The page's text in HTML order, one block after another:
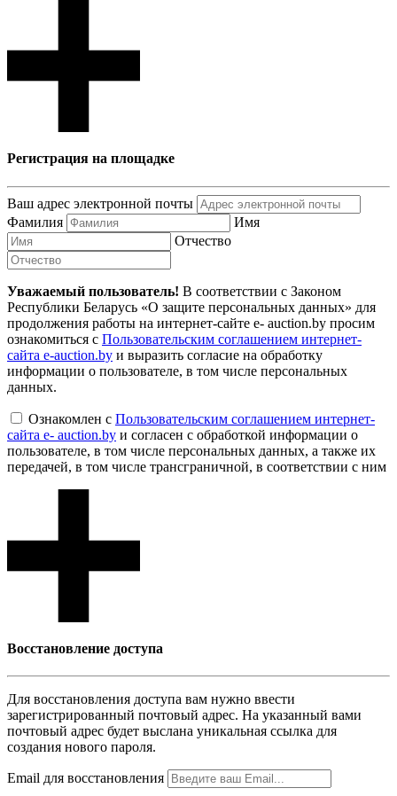
Регистрация на площадке
Ваш адрес электронной почты
Фамилия
Имя
Отчество
Уважаемый пользователь! В соответствии с Законом
Республики Беларусь «О защите персональных данных» для
продолжения работы на интернет-сайте e- auction.by просим
ознакомиться с Пользовательским соглашением интернет-
сайта e-auction.by и выразить согласие на обработку
информации о пользователе, в том числе персональных
данных.
Ознакомлен с Пользовательским соглашением интернет-
сайта e- auction.by и согласен с обработкой информации о
пользователе, в том числе персональных данных, а также их
передачей, в том числе трансграничной, в соответствии с ним
Восcтановление доступа
Для восcтановления доступа вам нужно ввести
зарегистрированный почтовый адрес. На указанный вами
почтовый адрес будет выслана уникальная ссылка для
создания нового пароля.
Email для восcтановления